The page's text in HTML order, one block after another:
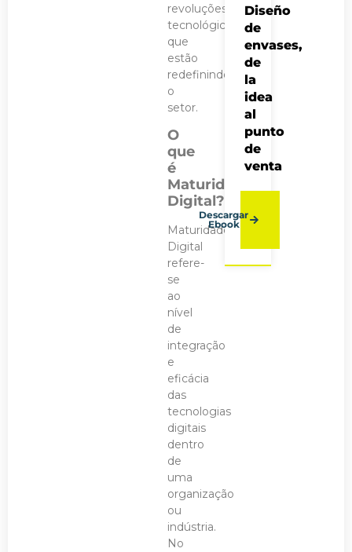
revoluções
tecnológicas
que
estão
redefinindo
o
setor.
O
que
é
Maturidade
Digital?
Maturidade
Digital
refere-
se
ao
nível
de
integração
e
eficácia
das
tecnologias
digitais
dentro
de
uma
organização
ou
indústria.
No
Diseño
de
envases,
de
la
idea
al
punto
de
venta
Descargar
Ebook